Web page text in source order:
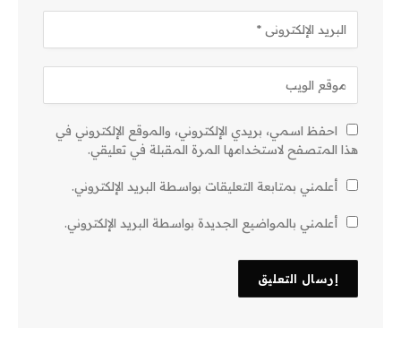
احفظ اسمي، بريدي الإلكتروني، والموقع الإلكتروني في
هذا المتصفح لاستخدامها المرة المقبلة في تعليقي.
أعلمني بمتابعة التعليقات بواسطة البريد الإلكتروني.
أعلمني بالمواضيع الجديدة بواسطة البريد الإلكتروني.